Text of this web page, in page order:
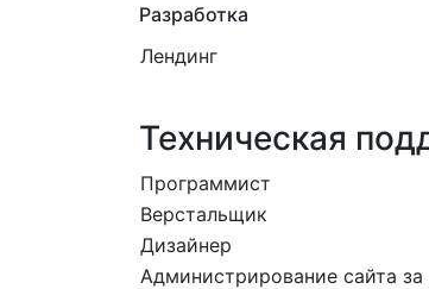
Разработка
Лендинг
Техническая
Программист
Верстальщик
Дизайнер
Администрирование сайта